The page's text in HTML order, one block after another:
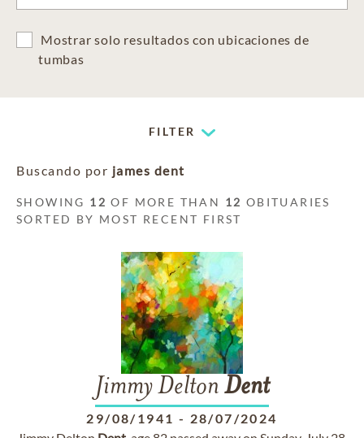
Mostrar solo resultados con ubicaciones de
tumbas
FILTER
Buscando por james dent
SHOWING 12 OF MORE THAN 12 OBITUARIES
SORTED BY MOST RECENT FIRST
Jimmy Delton Dent
29/08/1941 - 28/07/2024